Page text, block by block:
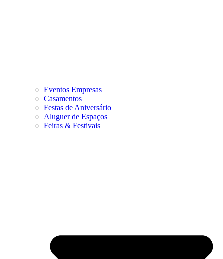
Eventos Empresas
Casamentos
Festas de Aniversário
Aluguer de Espaços
Feiras & Festivais